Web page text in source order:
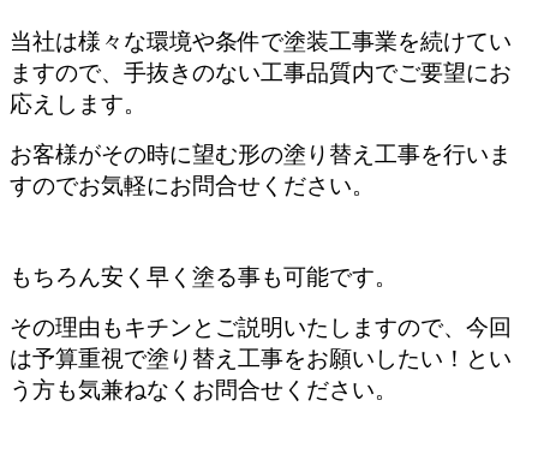
当社は様々な環境や条件で塗装工事業を続けてい
ますので、手抜きのない工事品質内でご要望にお
応えします。
お客様がその時に望む形の塗り替え工事を行いま
すのでお気軽にお問合せください。
もちろん安く早く塗る事も可能です。
その理由もキチンとご説明いたしますので、 今回
は予算重視で塗り替え工事をお願いしたい！とい
う方も気兼ねなくお問合せください。